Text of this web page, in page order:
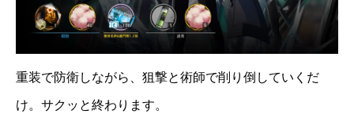
重装で防衛しながら、狙撃と術師で削り倒していくだ
け。サクッと終わります。